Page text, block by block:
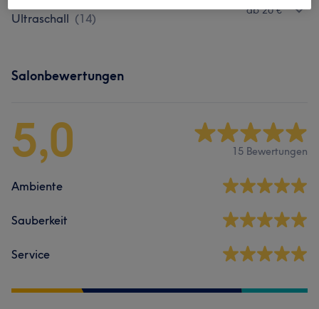
Ultraschall (14)
ab 20 €
Salonbewertungen
5,0 15 Bewertungen
Ambiente
Sauberkeit
Service